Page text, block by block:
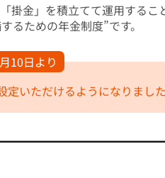
金」を積立てて運用するこ
るための年金制度”です。
10日より
いただけるようになりました